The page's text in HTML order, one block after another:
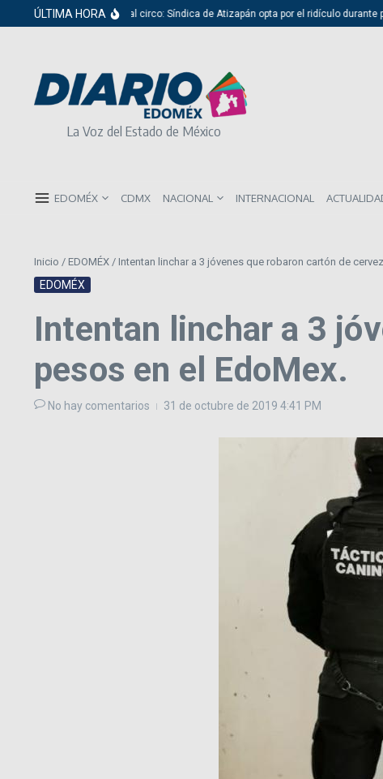
Saltar al contenido
ÚLTIMA HORA
Del cabildo al circo: Síndica de Atizapán opta por el ridículo durante
La Voz del Estado de México
EDOMÉX CDMX NACIONAL INTERNACIONAL
Inicio / EDOMÉX / Intentan linchar a 3 jóvenes que robaron cartón de
EDOMÉX
Intentan linchar a 3
pesos en el EdoMex.
No hay comentarios 31 de octubre de 2019 4:41 PM